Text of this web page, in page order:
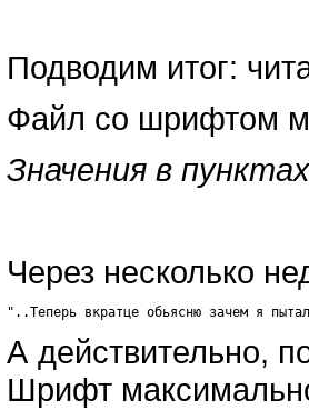
Подводим итог:
Файл со шрифтом
Значения в
Через несколько
"..Теперь вкратце обьясню зачем я
А действительно,
Шрифт